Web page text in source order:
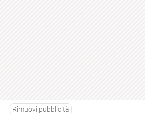
Rimuovi pubblicità